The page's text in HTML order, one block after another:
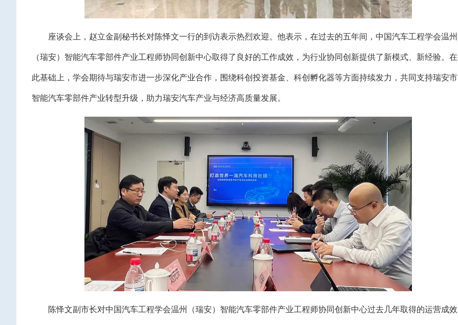
座谈会上，赵立金副秘书长对陈怿文一行的到访表示热烈欢迎。他表示，在过去的五年间，中国汽车工程学会温州
（瑞安）智能汽车零部件产业工程师协同创新中心取得了良好的工作成效，为行业协同创新提供了新模式、新经验。在
此基础上，学会期待与瑞安市进一步深化产业合作，围绕科创投资基金、科创孵化器等方面持续发力，共同支持瑞安市
智能汽车零部件产业转型升级，助力瑞安汽车产业与经济高质量发展。
陈怿文副市长对中国汽车工程学会温州（瑞安）智能汽车零部件产业工程师协同创新中心过去几年取得的运营成效